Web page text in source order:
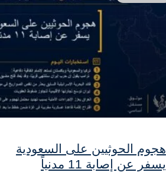
هجوم الحوثيين على السعودية
يسفر عن إصابة 11 مدنياً